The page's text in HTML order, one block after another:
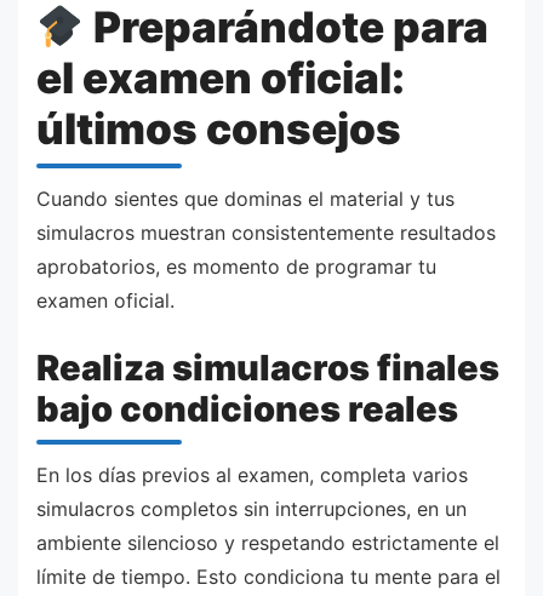
Preparándote para
el examen oficial:
últimos consejos
Cuando sientes que dominas el material y tus
simulacros muestran consistentemente resultados
aprobatorios, es momento de programar tu
examen oficial.
Realiza simulacros finales
bajo condiciones reales
En los días previos al examen, completa varios
simulacros completos sin interrupciones, en un
ambiente silencioso y respetando estrictamente el
límite de tiempo. Esto condiciona tu mente para el